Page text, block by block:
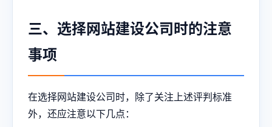
三、选择网站建设公司时的注意
事项
在选择网站建设公司时，除了关注上述评判标准
外，还应注意以下几点：